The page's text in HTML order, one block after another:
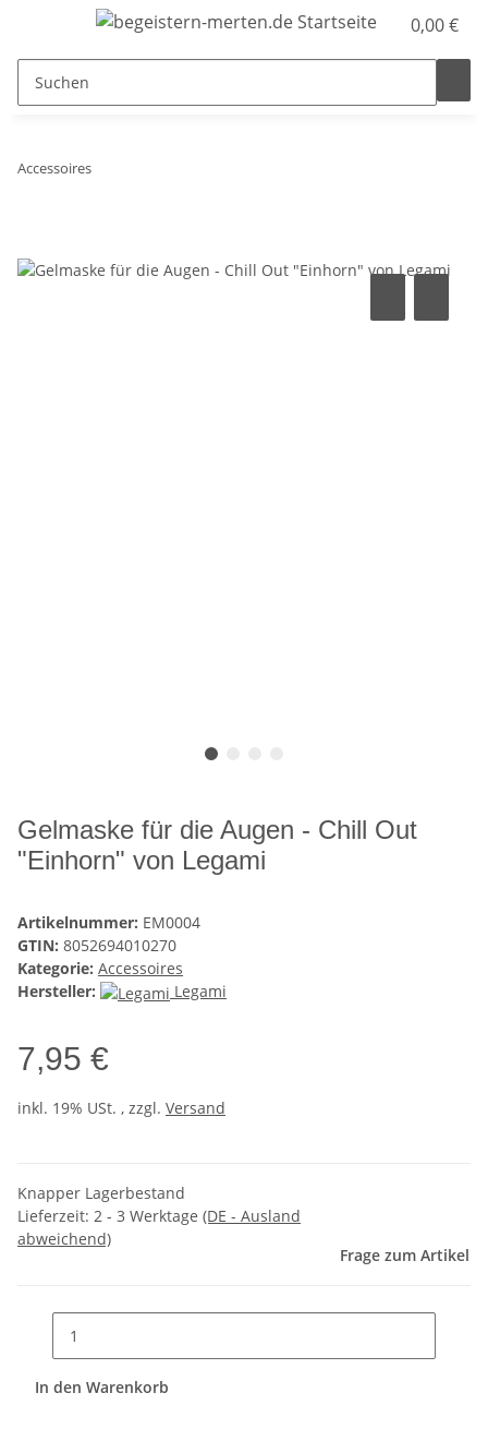
0,00 €
Accessoires
Gelmaske für die Augen - Chill Out
"Einhorn" von Legami
Artikelnummer: EM0004
GTIN: 8052694010270
Kategorie: Accessoires
Hersteller:
Legami
7,95 €
inkl. 19% USt. , zzgl. Versand
Knapper Lagerbestand
Lieferzeit: 2 - 3 Werktage (DE - Ausland
abweichend)
Frage zum Artikel
In den Warenkorb